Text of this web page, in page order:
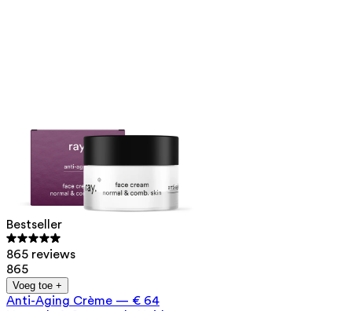
Bestseller
865 reviews
865
Voeg toe +
Anti-Aging Crème — € 64